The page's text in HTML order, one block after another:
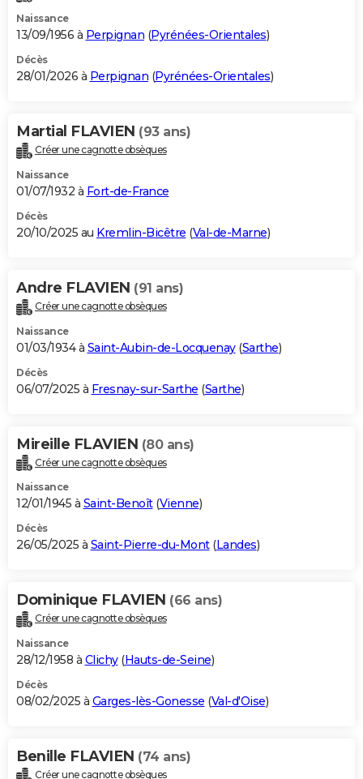
Dictionnaire
Biographies
Citations
Expressions
Proverbes
PROGRAMME TV
S'inscrire
Se connecter
Lycées
Collèges
Primaires
Universités
Entreprises
Service militaire
Avis de recherche
AVIS DE DÉCÈS
Bricolage
Lifestyle
Culture
Sport
Auto
Television
Voyage
Cinema
Naissance
13/09/1956 à Perpignan (Pyrénées-Orientales)
Décès
28/01/2026 à Perpignan (Pyrénées-Orientales)
Martial FLAVIEN (93 ans)
Créer une cagnotte obsèques
Naissance
01/07/1932 à Fort-de-France
Décès
20/10/2025 au Kremlin-Bicêtre (Val-de-Marne)
Andre FLAVIEN (91 ans)
Créer une cagnotte obsèques
Naissance
01/03/1934 à Saint-Aubin-de-Locquenay(Sarthe)
Décès
06/07/2025 à Fresnay-sur-Sarthe (Sarthe)
Mireille FLAVIEN (80 ans)
Créer une cagnotte obsèques
Naissance
12/01/1945 à Saint-Benoît(Vienne)
Décès
26/05/2025 à Saint-Pierre-du-Mont(Landes)
Dominique FLAVIEN (66 ans)
Créer une cagnotte obsèques
Naissance
28/12/1958 à Clichy(Hauts-de-Seine)
Décès
08/02/2025 à Garges-lès-Gonesse (Val-d'Oise)
Benille FLAVIEN (74 ans)
Créer une cagnotte obsèques